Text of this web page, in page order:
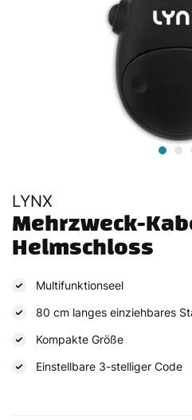
LYNX
Mehrzweck-
Helmschloss
Multifunktionseel
80 cm langes einziehbares
Kompakte Größe
Einstellbare 3-stelliger Code